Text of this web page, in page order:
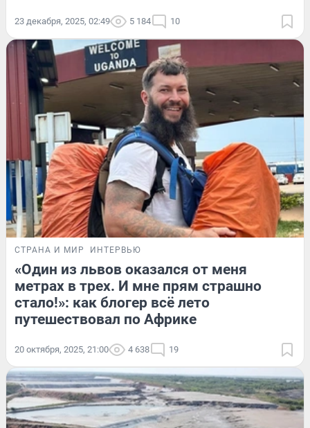
23 декабря, 2025, 02:49 5 184 10
СТРАНА И МИР ИНТЕРВЬЮ
«Один из львов оказался от меня
метрах в трех. И мне прям страшно
стало!»: как блогер всё лето
путешествовал по Африке
20 октября, 2025, 21:00 4 638 19